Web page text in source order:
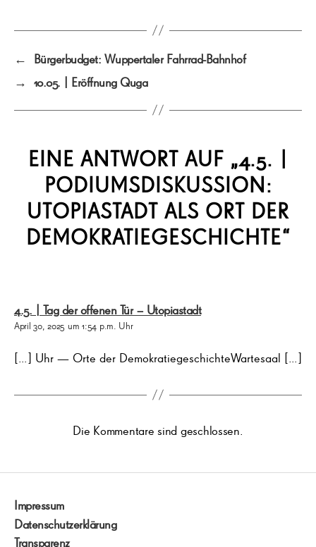
←
Bürgerbudget: Wuppertaler Fahrrad-Bahnhof
→ 10.05. | Eröffnung Quga
EINE ANTWORT AUF „4.5. |
PODIUMSDISKUSSION:
UTOPIASTADT ALS ORT DER
DEMOKRATIEGESCHICHTE“
4.5. | Tag der offenen Tür – Utopiastadtsagt:
April 30, 2025 um 1:54 p.m. Uhr
[…] Uhr — Orte der DemokratiegeschichteWartesaal […]
Die Kommentare sind geschlossen.
Impressum
Datenschutzerklärung
Transparenz